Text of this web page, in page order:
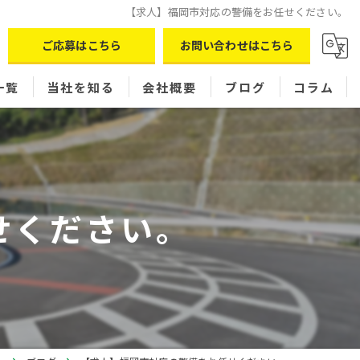
【求人】福岡市対応の警備をお任せください。
ご応募はこちら お問い合わせはこちら
覧 当社を知る
パート
現場スタッフ
シフト制
正社員
女性
会社概要 ブログ コラム
ください。